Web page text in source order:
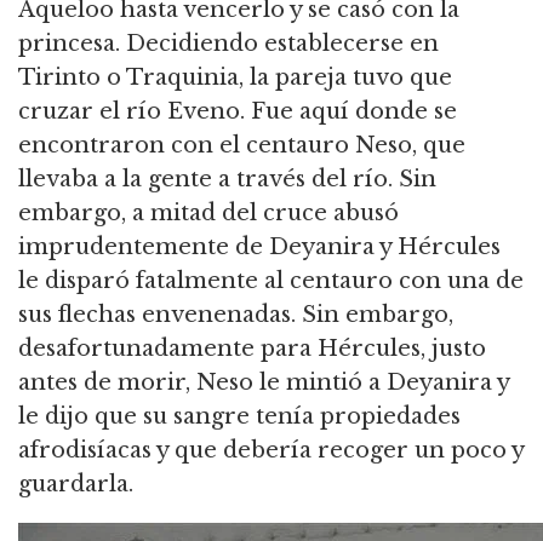
Aqueloo hasta vencerlo y se casó con la
princesa. Decidiendo establecerse en
Tirinto o Traquinia, la pareja tuvo que
cruzar el río Eveno. Fue aquí donde se
encontraron con el centauro Neso, que
llevaba a la gente a través del río. Sin
embargo, a mitad del cruce abusó
imprudentemente de Deyanira y Hércules
le disparó fatalmente al centauro con una de
sus flechas envenenadas. Sin embargo,
desafortunadamente para Hércules, justo
antes de morir, Neso le mintió a Deyanira y
le dijo que su sangre tenía propiedades
afrodisíacas y que debería recoger un poco y
guardarla.